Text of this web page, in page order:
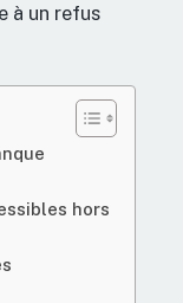
à un refus
hors